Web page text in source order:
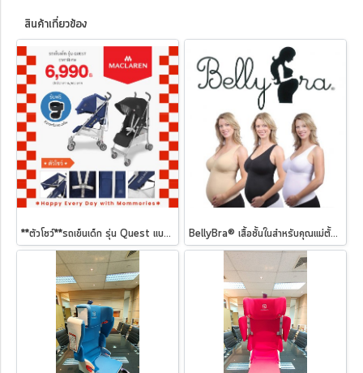
สินค้าเกี่ยวข้อง
**ตัวโชว์**รถเข็นเด็ก รุ่น Quest แบรนด์ Maclaren BellyBra® เสื้อชั้นในสำหรับคุณแม่ตั้งครรภ์ Maternity Support Tank